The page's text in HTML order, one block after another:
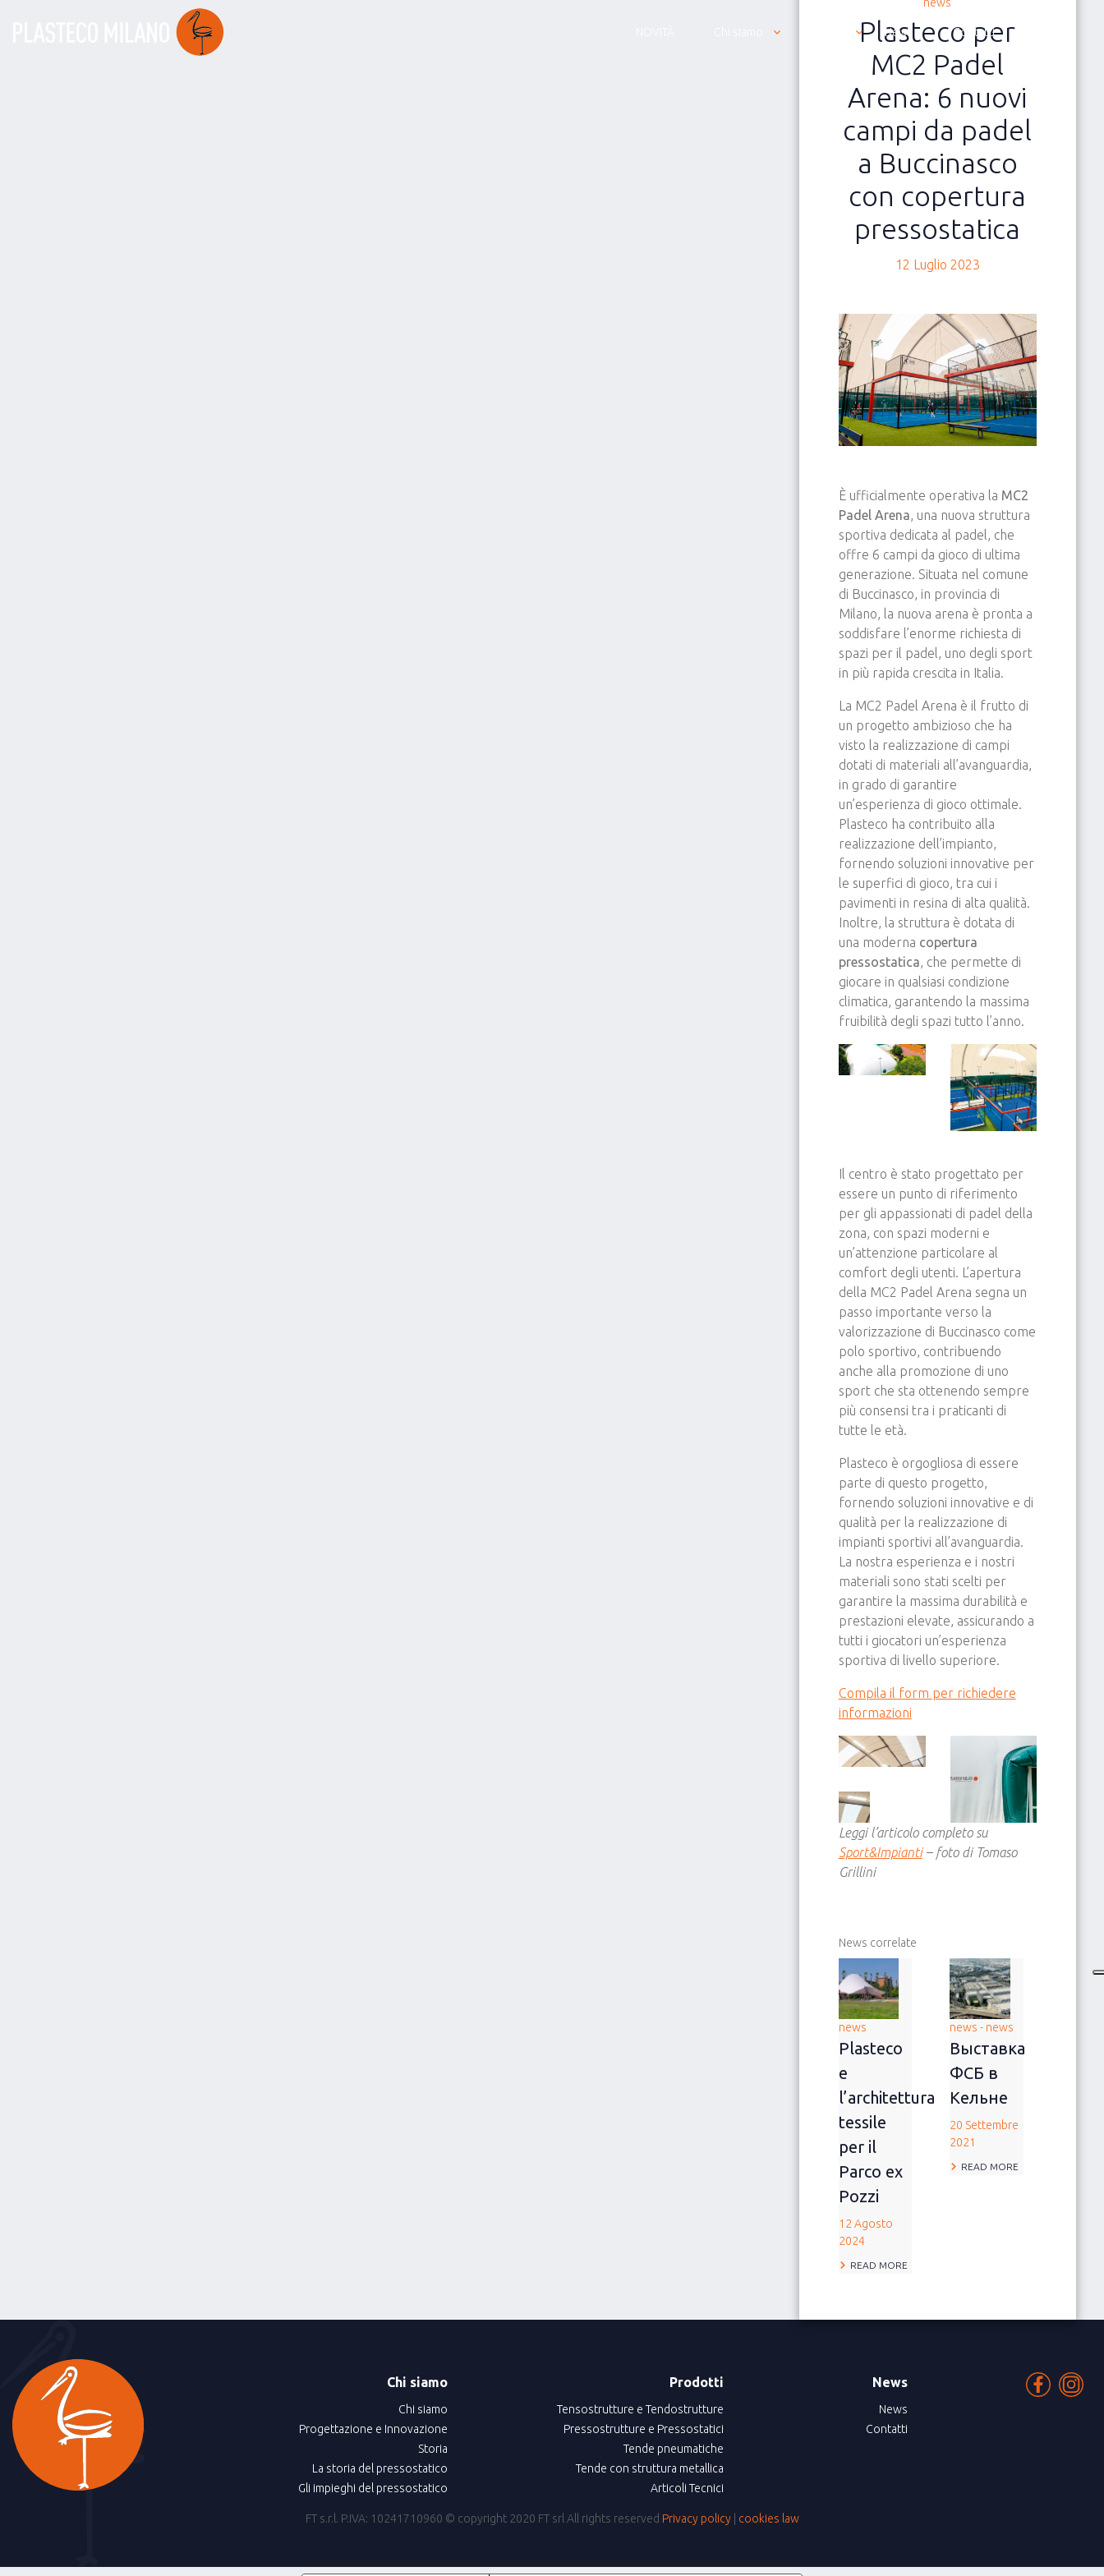
News Contatti
Plasteco per
MC2 Padel
Arena: 6 nuovi
campi da padel
a Buccinasco
con copertura
pressostatica
12 Luglio 2023
È ufficialmente operativa la MC2
Padel Arena, una nuova struttura
sportiva dedicata al padel, che
offre 6 campi da gioco di ultima
generazione. Situata nel comune
di Buccinasco, in provincia di
Milano, la nuova arena è pronta a
soddisfare l’enorme richiesta di
spazi per il padel, uno degli sport
in più rapida crescita in Italia.
La MC2 Padel Arena è il frutto di
un progetto ambizioso che ha
visto la realizzazione di campi
dotati di materiali all’avanguardia,
in grado di garantire
un’esperienza di gioco ottimale.
Plasteco ha contribuito alla
realizzazione dell’impianto,
fornendo soluzioni innovative per
le superfici di gioco, tra cui i
pavimenti in resina di alta qualità.
Inoltre, la struttura è dotata di
una moderna copertura
pressostatica, che permette di
giocare in qualsiasi condizione
climatica, garantendo la massima
fruibilità degli spazi tutto l’anno.
Il centro è stato progettato per
essere un punto di riferimento
per gli appassionati di padel della
zona, con spazi moderni e
un’attenzione particolare al
comfort degli utenti. L’apertura
della MC2 Padel Arena segna un
passo importante verso la
valorizzazione di Buccinasco come
polo sportivo, contribuendo
anche alla promozione di uno
sport che sta ottenendo sempre
più consensi tra i praticanti di
tutte le età.
Plasteco è orgogliosa di essere
parte di questo progetto,
fornendo soluzioni innovative e di
qualità per la realizzazione di
impianti sportivi all’avanguardia.
La nostra esperienza e i nostri
materiali sono stati scelti per
garantire la massima durabilità e
prestazioni elevate, assicurando a
tutti i giocatori un’esperienza
sportiva di livello superiore.
Compila il form per richiedere
informazioni
Leggi l’articolo completo su
Sport&Impianti– foto di Tomaso
Grillini
News correlate
news
Plasteco
e
l’architettura
tessile
per il
Parco ex
Pozzi
12 Agosto
2024
READ MORE
news - news
Выставка
ФСБ в
Кельне
20 Settembre
2021
READ MORE
Chi siamo
Chi siamo
Progettazione e Innovazione
Storia
La storia del pressostatico
Gli impieghi del pressostatico
Prodotti
Tensostrutture e Tendostrutture
Pressostrutture e Pressostatici
Tende pneumatiche
Tende con struttura metallica
Articoli Tecnici
News
News
Contatti
FT s.r.l. P.IVA: 10241710960 © copyright 2020 FT srl All rights reserved Privacy policy| cookies law